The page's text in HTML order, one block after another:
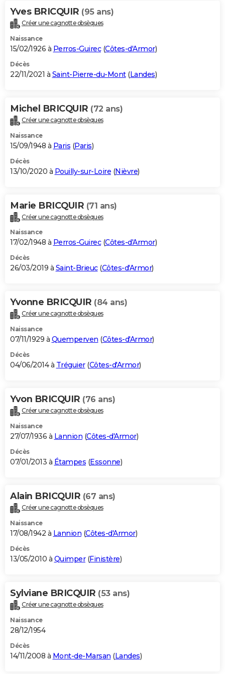
Bricolage
Lifestyle
Culture
Sport
Auto
Television
Voyage
Cinema
Yves BRICQUIR (95 ans)
Créer une cagnotte obsèques
Naissance
15/02/1926 à Perros-Guirec(Côtes-d'Armor)
Décès
22/11/2021 à Saint-Pierre-du-Mont(Landes)
Michel BRICQUIR (72 ans)
Créer une cagnotte obsèques
Naissance
15/09/1948 à Paris (Paris)
Décès
13/10/2020 à Pouilly-sur-Loire (Nièvre)
Marie BRICQUIR (71 ans)
Créer une cagnotte obsèques
Naissance
17/02/1948 à Perros-Guirec(Côtes-d'Armor)
Décès
26/03/2019 à Saint-Brieuc(Côtes-d'Armor)
Yvonne BRICQUIR (84 ans)
Créer une cagnotte obsèques
Naissance
07/11/1929 à Quemperven (Côtes-d'Armor)
Décès
04/06/2014 à Tréguier(Côtes-d'Armor)
Yvon BRICQUIR (76 ans)
Créer une cagnotte obsèques
Naissance
27/07/1936 à Lannion (Côtes-d'Armor)
Décès
07/01/2013 à Étampes (Essonne)
Alain BRICQUIR (67 ans)
Créer une cagnotte obsèques
Naissance
17/08/1942 à Lannion (Côtes-d'Armor)
Décès
13/05/2010 à Quimper(Finistère)
Sylviane BRICQUIR (53 ans)
Créer une cagnotte obsèques
Naissance
28/12/1954
Décès
14/11/2008 à Mont-de-Marsan (Landes)